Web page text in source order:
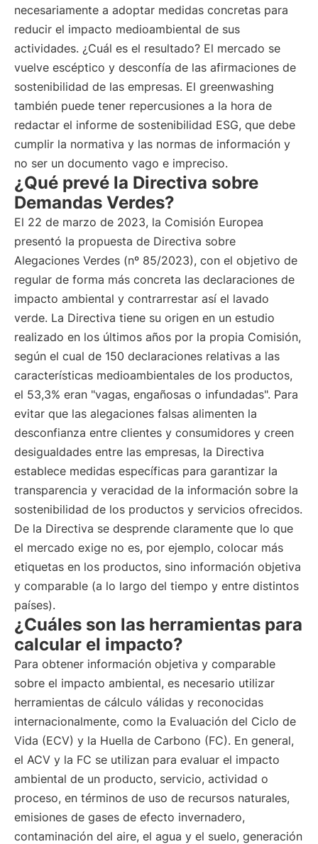
necesariamente a adoptar medidas concretas para
reducir el impacto medioambiental de sus
actividades. ¿Cuál es el resultado? El mercado se
vuelve escéptico y desconfía de las afirmaciones de
sostenibilidad de las empresas. El greenwashing
también puede tener repercusiones a la hora de
redactar el informe de sostenibilidad ESG, que debe
cumplir la normativa y las normas de información y
no ser un documento vago e impreciso.
¿Qué prevé la Directiva sobre
Demandas Verdes?
El 22 de marzo de 2023, la Comisión Europea
presentó la propuesta de Directiva sobre
Alegaciones Verdes (nº 85/2023), con el objetivo de
regular de forma más concreta las declaraciones de
impacto ambiental y contrarrestar así el lavado
verde. La Directiva tiene su origen en un estudio
realizado en los últimos años por la propia Comisión,
según el cual de 150 declaraciones relativas a las
características medioambientales de los productos,
el 53,3% eran "vagas, engañosas o infundadas". Para
evitar que las alegaciones falsas alimenten la
desconfianza entre clientes y consumidores y creen
desigualdades entre las empresas, la Directiva
establece medidas específicas para garantizar la
transparencia y veracidad de la información sobre la
sostenibilidad de los productos y servicios ofrecidos.
De la Directiva se desprende claramente que lo que
el mercado exige no es, por ejemplo, colocar más
etiquetas en los productos, sino información objetiva
y comparable (a lo largo del tiempo y entre distintos
países).
¿Cuáles son las herramientas para
calcular el impacto?
Para obtener información objetiva y comparable
sobre el impacto ambiental, es necesario utilizar
herramientas de cálculo válidas y reconocidas
internacionalmente, como la Evaluación del Ciclo de
Vida (ECV) y la Huella de Carbono (FC). En general,
el ACV y la FC se utilizan para evaluar el impacto
ambiental de un producto, servicio, actividad o
proceso, en términos de uso de recursos naturales,
emisiones de gases de efecto invernadero,
contaminación del aire, el agua y el suelo, generación